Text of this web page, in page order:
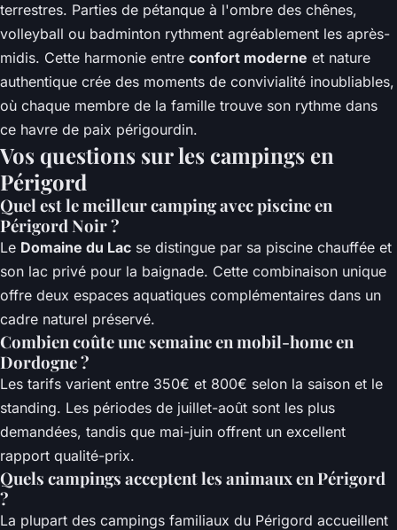
terrestres. Parties de pétanque à l'ombre des chênes,
volleyball ou badminton rythment agréablement les après-
midis. Cette harmonie entre confort moderne et nature
authentique crée des moments de convivialité inoubliables,
où chaque membre de la famille trouve son rythme dans
ce havre de paix périgourdin.
Vos questions sur les campings en
Périgord
Quel est le meilleur camping avec piscine en
Périgord Noir ?
Le Domaine du Lac se distingue par sa piscine chauffée et
son lac privé pour la baignade. Cette combinaison unique
offre deux espaces aquatiques complémentaires dans un
cadre naturel préservé.
Combien coûte une semaine en mobil-home en
Dordogne ?
Les tarifs varient entre 350€ et 800€ selon la saison et le
standing. Les périodes de juillet-août sont les plus
demandées, tandis que mai-juin offrent un excellent
rapport qualité-prix.
Quels campings acceptent les animaux en Périgord
?
La plupart des campings familiaux du Périgord accueillent